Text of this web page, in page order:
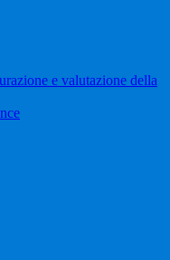
e valutazione della